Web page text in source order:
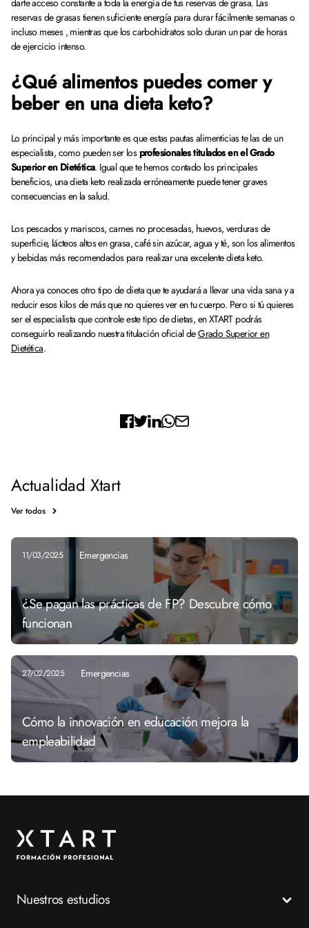
darte acceso constante a toda la energía de tus reservas de grasa. Las
reservas de grasas tienen suficiente energía para durar fácilmente semanas o
incluso meses , mientras que los carbohidratos solo duran un par de horas
de ejercicio intenso.
¿Qué alimentos puedes comer y
beber en una dieta keto?
Lo principal y más importante es que estas pautas alimenticias te las de un
especialista, como pueden ser losprofesionales titulados en el Grado
Superior en Dietética. Igual que te hemos contado los principales
beneficios, una dieta keto realizada erróneamente puede tener graves
consecuencias en la salud.
Los pescados y mariscos, carnes no procesadas, huevos, verduras de
superficie, lácteos altos en grasa, café sin azúcar, agua y té, son los alimentos
y bebidas más recomendados para realizar una excelente dieta keto.
Ahora ya conoces otro tipo de dieta que te ayudará a llevar una vida sana y a
reducir esos kilos de más que no quieres ver en tu cuerpo. Pero si tú quieres
ser el especialista que controle este tipo de dietas, en XTART podrás
conseguirlo realizando nuestra titulación oficial deGrado Superior en
Dietética.
Actualidad Xtart
Ver todos
11/03/2025 Emergencias
¿Se pagan las prácticas de FP? Descubre cómo
funcionan
27/02/2025 Emergencias
Cómo la innovación en educación mejora la
empleabilidad
Nuestros estudios